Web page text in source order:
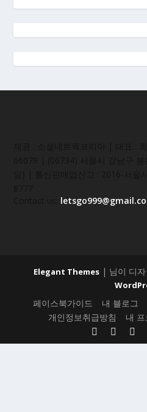
Elegant Themes | 님이 디
페이스북가이드 내 블로그
개인정보취급방침
내 프